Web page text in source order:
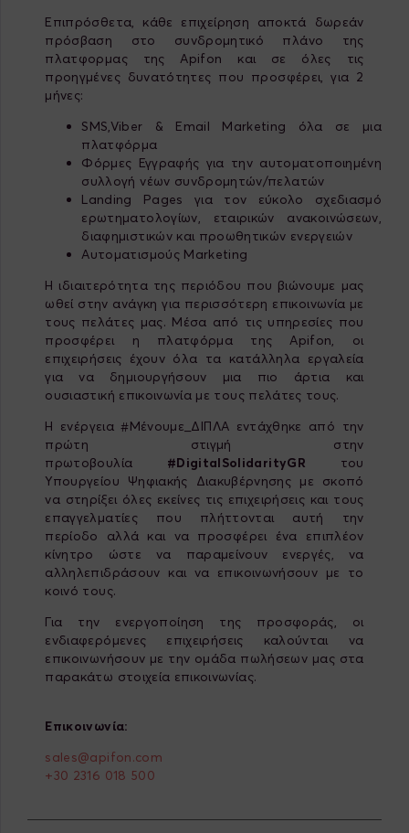
Επιπρόσθετα, κάθε επιχείρηση αποκτά δωρεάν
πρόσβαση στο συνδρομητικό πλάνο της
πλατφορμας της Apifon και σε όλες τις
προηγμένες δυνατότητες που προσφέρει, για 2
μήνες:
SMS,Viber & Email Marketing όλα σε μια
πλατφόρμα
Φόρμες Εγγραφής για την αυτοματοποιημένη
συλλογή νέων συνδρομητών/πελατών
Landing Pages για τον εύκολο σχεδιασμό
ερωτηματολογίων, εταιρικών ανακοινώσεων,
διαφημιστικών και προωθητικών ενεργειών
Αυτοματισμούς Marketing
Η ιδιαιτερότητα της περιόδου που βιώνουμε μας
ωθεί στην ανάγκη για περισσότερη επικοινωνία με
τους πελάτες μας. Μέσα από τις υπηρεσίες που
προσφέρει η πλατφόρμα της Apifon, οι
επιχειρήσεις έχουν όλα τα κατάλληλα εργαλεία
για να δημιουργήσουν μια πιο άρτια και
ουσιαστική επικοινωνία με τους πελάτες τους.
Η ενέργεια #Mένουμε_ΔΙΠΛΑ εντάχθηκε από την
πρώτη στιγμή στην
πρωτοβουλία #DigitalSolidarityGR του
Υπουργείου Ψηφιακής Διακυβέρνησης με σκοπό
να στηρίξει όλες εκείνες τις επιχειρήσεις και τους
επαγγελματίες που πλήττονται αυτή την
περίοδο αλλά και να προσφέρει ένα επιπλέον
κίνητρο ώστε να παραμείνουν ενεργές, να
αλληλεπιδράσουν και να επικοινωνήσουν με το
κοινό τους.
Για την ενεργοποίηση της προσφοράς, οι
ενδιαφερόμενες επιχειρήσεις καλούνται να
επικοινωνήσουν με την ομάδα πωλήσεων μας στα
παρακάτω στοιχεία επικοινωνίας.
Επικοινωνία:
sales@apifon.com
+30 2316 018 500